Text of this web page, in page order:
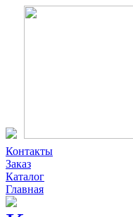
Контакты
Заказ
Каталог
Главная